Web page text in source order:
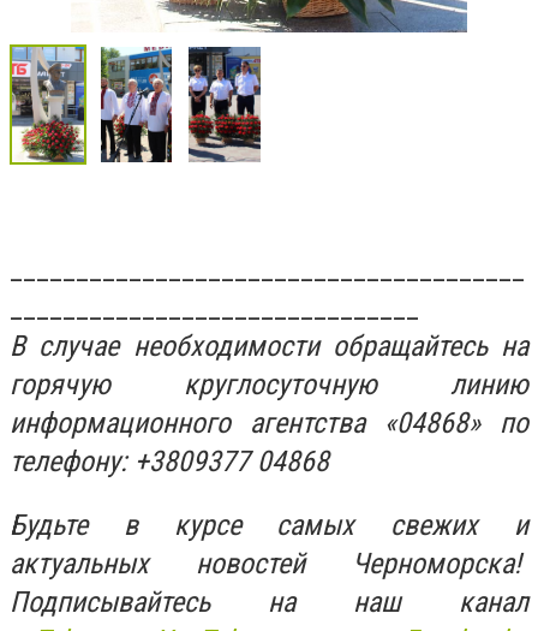
В случае необходимости обращайтесь на
горячую круглосуточную линию
информационного агентства «04868» по
телефону: +3809377 04868
Будьте в курсе самых свежих и
актуальных новостей Черноморска!
Подписывайтесь на наш канал